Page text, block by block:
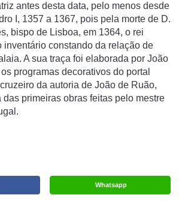
antes desta data, pelo menos desde
I, 1357 a 1367, pois pela morte de D.
bispo de Lisboa, em 1364, o rei
inventário constando da relação de
A sua traça foi elaborada por João
programas decorativos do portal
da autoria de João de Ruão,
das primeiras obras feitas pelo mestre
Whatsapp